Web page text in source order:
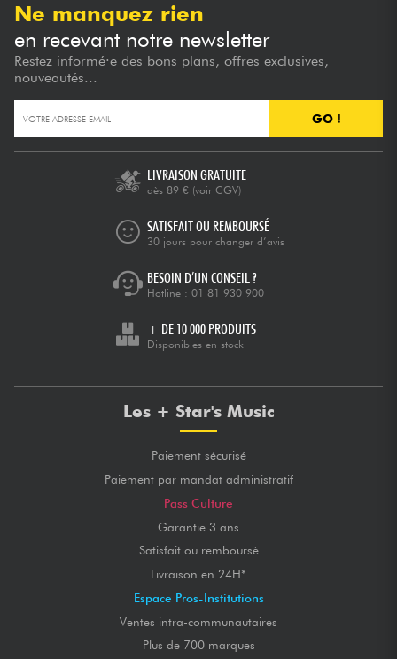
Ne manquez rien
en recevant notre newsletter
Restez informé·e des bons plans, offres exclusives,
nouveautés...
GO !
LIVRAISON GRATUITE
dès 89 € (voir CGV)
SATISFAIT OU REMBOURSÉ
30 jours pour changer d’avis
BESOIN D’UN CONSEIL ?
Hotline : 01 81 930 900
+ DE 10 000 PRODUITS
Disponibles en stock
Les + Star's Music
Paiement sécurisé
Paiement par mandat administratif
Pass Culture
Garantie 3 ans
Satisfait ou remboursé
Livraison en 24H*
Espace Pros-Institutions
Ventes intra-communautaires
Plus de 700 marques